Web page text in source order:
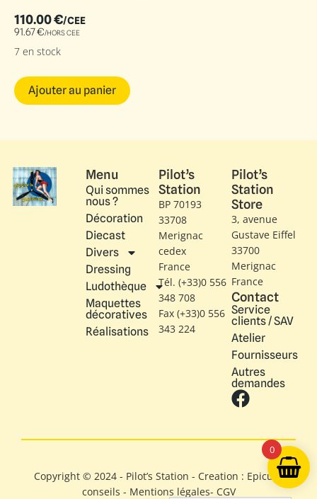
110.00€/CEE
91.67€/HORS CEE
7 en stock
Ajouter au panier
Menu
Qui sommes
nous ?
Décoration
Diecast
Divers
Dressing
Ludothèque
Maquettes
décoratives
Réalisations
Pilot’s
Station
BP 70193
33708
Merignac
cedex
France
Tél. (+33)0 556
348 708
Fax (+33)0 556
343 224
Pilot’s
Station
Store
3, avenue
Gustave Eiffel​
33700
Merignac
France
Contact
Service
clients / SAV
Atelier
Fournisseurs
Autres
demandes
Copyright © 2024 - Pilot’s Station - Creation : Epicure
conseils - Mentions légales- CGV
0